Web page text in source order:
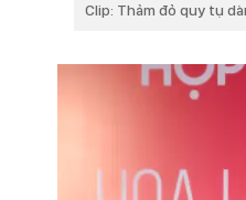
Clip: Thảm đỏ quy tụ